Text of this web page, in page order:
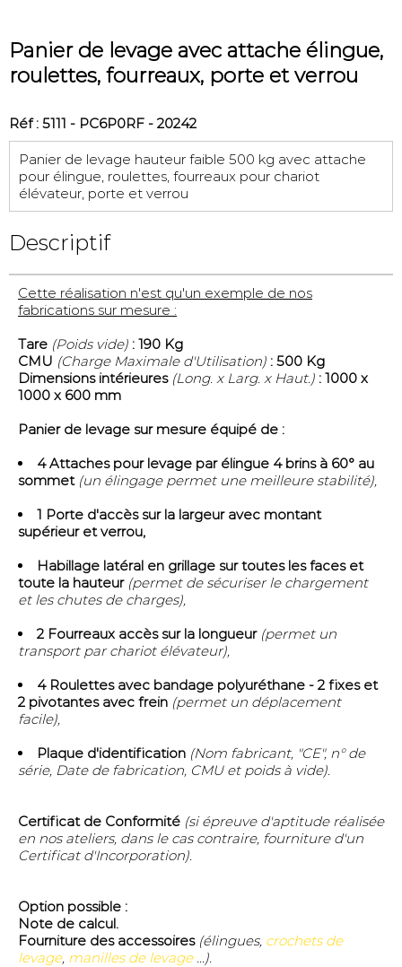
Panier de levage avec attache élingue,
roulettes, fourreaux, porte et verrou
Réf : 5111 - PC6P0RF - 20242
Panier de levage hauteur faible 500 kg avec attache
pour élingue, roulettes, fourreaux pour chariot
élévateur, porte et verrou
Descriptif
Cette réalisation n'est qu'un exemple de nos
fabrications sur mesure :
Tare (Poids vide) : 190 Kg
CMU (Charge Maximale d'Utilisation) : 500 Kg
Dimensions intérieures (Long. x Larg. x Haut.) : 1000 x
1000 x 600 mm
Panier de levage sur mesure équipé de :
4 Attaches pour levage par élingue 4 brins à 60° au
sommet (un élingage permet une meilleure stabilité),
1 Porte d'accès sur la largeur avec montant
supérieur et verrou,
Habillage latéral en grillage sur toutes les faces et
toute la hauteur (permet de sécuriser le chargement
et les chutes de charges),
2 Fourreaux accès sur la longueur (permet un
transport par chariot élévateur),
4 Roulettes avec bandage polyuréthane - 2 fixes et
2 pivotantes avec frein (permet un déplacement
facile),
Plaque d'identification (Nom fabricant, "CE", n° de
série, Date de fabrication, CMU et poids à vide).
Certificat de Conformité (si épreuve d'aptitude réalisée
en nos ateliers, dans le cas contraire, fourniture d'un
Certificat d'Incorporation).
Option possible :
Note de calcul.
Fourniture des accessoires (élingues, crochets de
levage, manilles de levage...).